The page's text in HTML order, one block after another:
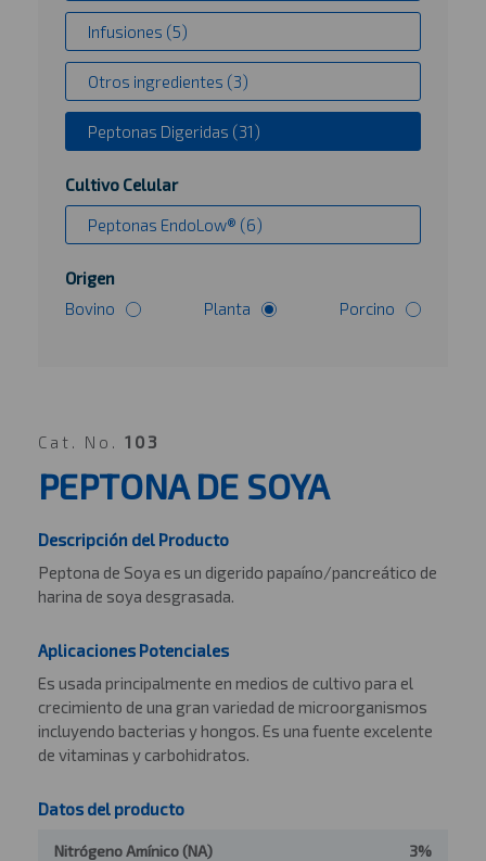
Infusiones (5)
Otros ingredientes (3)
Peptonas Digeridas (31)
Cultivo Celular
Peptonas EndoLow® (6)
Origen
Bovino
Planta Porcino
Cat. No. 103
PEPTONA DE SOYA
Descripción del Producto
Peptona de Soya es un digerido papaíno/pancreático de
harina de soya desgrasada.
Aplicaciones Potenciales
Es usada principalmente en medios de cultivo para el
crecimiento de una gran variedad de microorganismos
incluyendo bacterias y hongos. Es una fuente excelente
de vitaminas y carbohidratos.
Datos del producto
Nitrógeno Amínico (NA) 3%